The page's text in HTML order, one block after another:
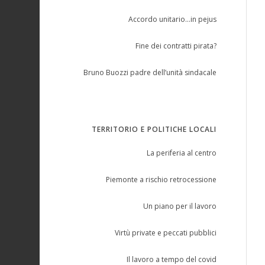
Accordo unitario…in pejus
Fine dei contratti pirata?
Bruno Buozzi padre dell’unità sindacale
TERRITORIO E POLITICHE LOCALI
La periferia al centro
Piemonte a rischio retrocessione
Un piano per il lavoro
Virtù private e peccati pubblici
Il lavoro a tempo del covid